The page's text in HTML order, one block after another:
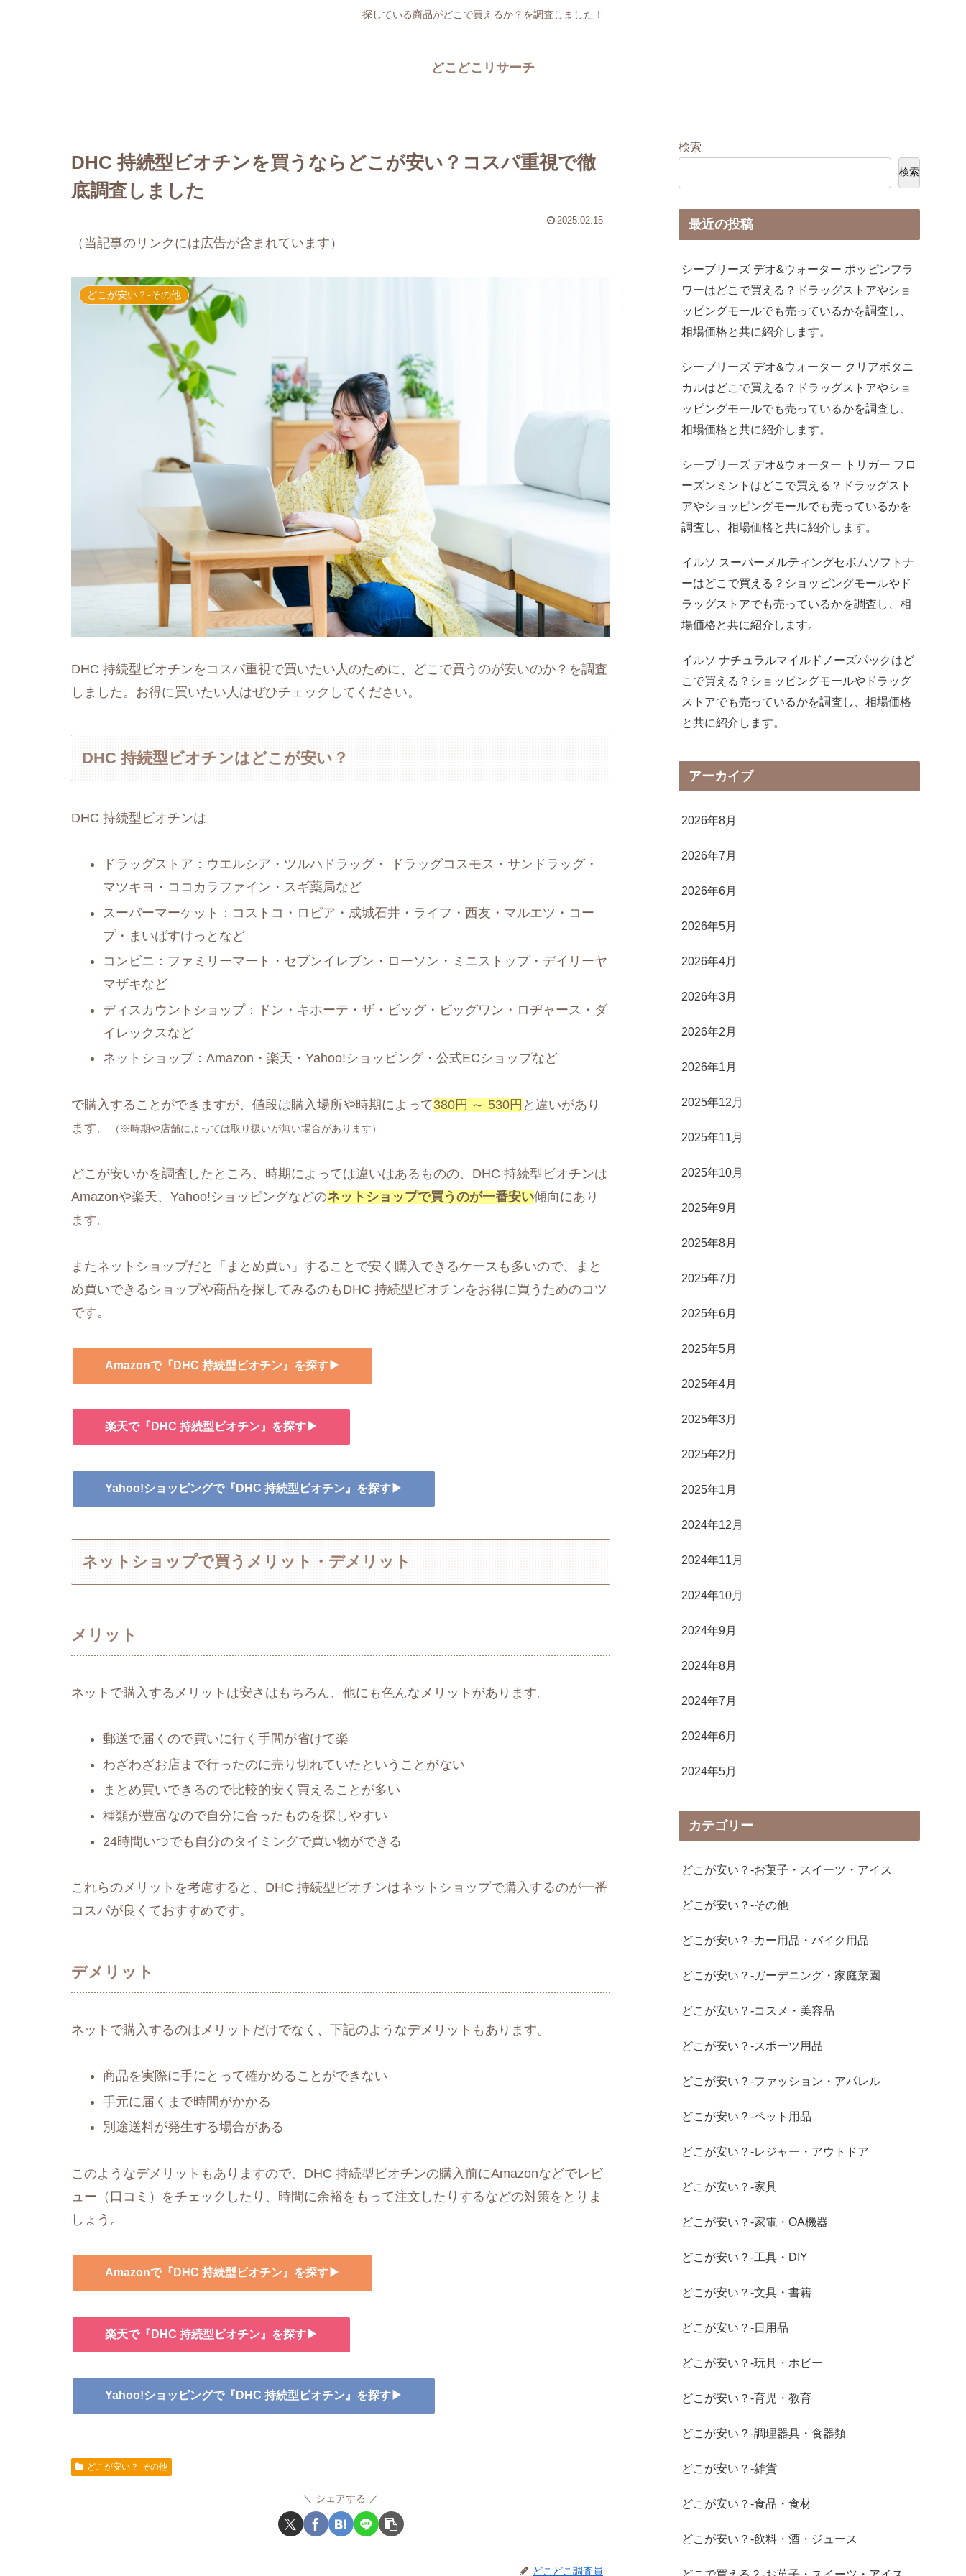
探している商品がどこで買えるか？を調査しました！
どこどこリサーチ
DHC 持続型ビオチンを買うならどこが安い？コスパ重視で徹
底調査しました
2025.02.15
（当記事のリンクには広告が含まれています）
どこが安い？-その他
DHC 持続型ビオチンをコスパ重視で買いたい人のために、どこで買うのが安いのか？を調査
しました。お得に買いたい人はぜひチェックしてください。
DHC 持続型ビオチンはどこが安い？
DHC 持続型ビオチンは
ドラッグストア：ウエルシア・ツルハドラッグ・ ドラッグコスモス・サンドラッグ・
マツキヨ・ココカラファイン・スギ薬局など
スーパーマーケット：コストコ・ロピア・成城石井・ライフ・西友・マルエツ・コー
プ・まいばすけっとなど
コンビニ：ファミリーマート・セブンイレブン・ローソン・ミニストップ・デイリーヤ
マザキなど
ディスカウントショップ：ドン・キホーテ・ザ・ビッグ・ビッグワン・ロヂャース・ダ
イレックスなど
ネットショップ：Amazon・楽天・Yahoo!ショッピング・公式ECショップなど
で購入することができますが、値段は購入場所や時期によって380円 ～ 530円 と違いがあり
ます。
（※時期や店舗によっては取り扱いが無い場合があります）
どこが安いかを調査したところ、時期によっては違いはあるものの、DHC 持続型ビオチンは
Amazonや楽天、Yahoo!ショッピングなどのネットショップで買うのが一番安い傾向にあり
ます。
またネットショップだと「まとめ買い」することで安く購入できるケースも多いので、まと
め買いできるショップや商品を探してみるのもDHC 持続型ビオチンをお得に買うためのコツ
です。
Amazonで『DHC 持続型ビオチン』を探す▶
楽天で『DHC 持続型ビオチン』を探す▶
Yahoo!ショッピングで『DHC 持続型ビオチン』を探す▶
ネットショップで買うメリット・デメリット
メリット
ネットで購入するメリットは安さはもちろん、他にも色んなメリットがあります。
郵送で届くので買いに行く手間が省けて楽
わざわざお店まで行ったのに売り切れていたということがない
まとめ買いできるので比較的安く買えることが多い
種類が豊富なので自分に合ったものを探しやすい
24時間いつでも自分のタイミングで買い物ができる
これらのメリットを考慮すると、DHC 持続型ビオチンはネットショップで購入するのが一番
コスパが良くておすすめです。
デメリット
ネットで購入するのはメリットだけでなく、下記のようなデメリットもあります。
商品を実際に手にとって確かめることができない
手元に届くまで時間がかかる
別途送料が発生する場合がある
このようなデメリットもありますので、DHC 持続型ビオチンの購入前にAmazonなどでレビ
ュー（口コミ）をチェックしたり、時間に余裕をもって注文したりするなどの対策をとりま
しょう。
Amazonで『DHC 持続型ビオチン』を探す▶
楽天で『DHC 持続型ビオチン』を探す▶
Yahoo!ショッピングで『DHC 持続型ビオチン』を探す▶
どこが安い？-その他
シェアする
どこどこ調査員
検索
検索
最近の投稿
シーブリーズ デオ&ウォーター ポッピンフラ
ワーはどこで買える？ドラッグストアやショ
ッピングモールでも売っているかを調査し、
相場価格と共に紹介します。
シーブリーズ デオ&ウォーター クリアボタニ
カルはどこで買える？ドラッグストアやショ
ッピングモールでも売っているかを調査し、
相場価格と共に紹介します。
シーブリーズ デオ&ウォーター トリガー フロ
ーズンミントはどこで買える？ドラッグスト
アやショッピングモールでも売っているかを
調査し、相場価格と共に紹介します。
イルソ スーパーメルティングセボムソフトナ
ーはどこで買える？ショッピングモールやド
ラッグストアでも売っているかを調査し、相
場価格と共に紹介します。
イルソ ナチュラルマイルドノーズパックはど
こで買える？ショッピングモールやドラッグ
ストアでも売っているかを調査し、相場価格
と共に紹介します。
アーカイブ
2026年8月
2026年7月
2026年6月
2026年5月
2026年4月
2026年3月
2026年2月
2026年1月
2025年12月
2025年11月
2025年10月
2025年9月
2025年8月
2025年7月
2025年6月
2025年5月
2025年4月
2025年3月
2025年2月
2025年1月
2024年12月
2024年11月
2024年10月
2024年9月
2024年8月
2024年7月
2024年6月
2024年5月
カテゴリー
どこが安い？-お菓子・スイーツ・アイス
どこが安い？-その他
どこが安い？-カー用品・バイク用品
どこが安い？-ガーデニング・家庭菜園
どこが安い？-コスメ・美容品
どこが安い？-スポーツ用品
どこが安い？-ファッション・アパレル
どこが安い？-ペット用品
どこが安い？-レジャー・アウトドア
どこが安い？-家具
どこが安い？-家電・OA機器
どこが安い？-工具・DIY
どこが安い？-文具・書籍
どこが安い？-日用品
どこが安い？-玩具・ホビー
どこが安い？-育児・教育
どこが安い？-調理器具・食器類
どこが安い？-雑貨
どこが安い？-食品・食材
どこが安い？-飲料・酒・ジュース